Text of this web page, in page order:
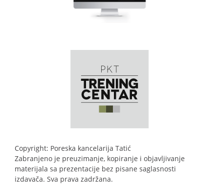
Copyright: Poreska kancelarija Tatić
Zabranjeno je preuzimanje, kopiranje i objavljivanje
materijala sa prezentacije bez pisane saglasnosti
izdavača. Sva prava zadržana.